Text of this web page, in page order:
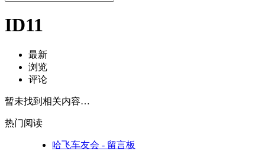
ID11
最新
浏览
评论
暂未找到相关内容…
热门阅读
哈飞车友会 - 留言板